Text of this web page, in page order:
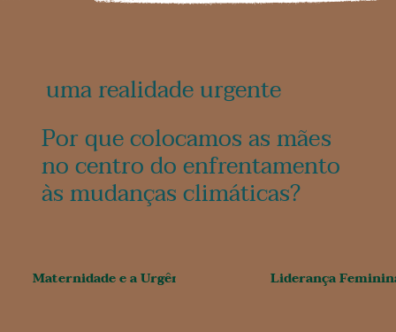
uma realidade urgente
Por que colocamos as mães
no centro do enfrentamento
às mudanças climáticas?
Maternidade e a Urgência Climática Liderança